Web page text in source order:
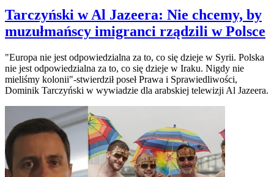
Tarczyński w Al Jazeera: Nie chcemy, by
muzułmańscy imigranci rządzili w Polsce
"Europa nie jest odpowiedzialna za to, co się dzieje w Syrii. Polska
nie jest odpowiedzialna za to, co się dzieje w Iraku. Nigdy nie
mieliśmy kolonii"-stwierdził poseł Prawa i Sprawiedliwości,
Dominik Tarczyński w wywiadzie dla arabskiej telewizji Al Jazeera.